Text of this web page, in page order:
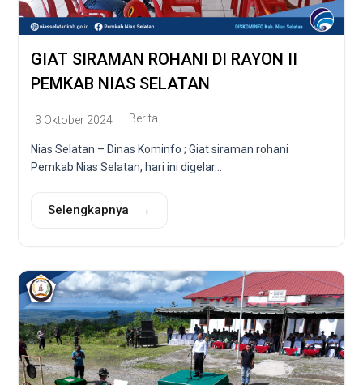
GIAT SIRAMAN ROHANI DI RAYON II
PEMKAB NIAS SELATAN
3 Oktober 2024 Berita
Nias Selatan – Dinas Kominfo ; Giat siraman rohani
Pemkab Nias Selatan, hari ini digelar...
Selengkapnya →